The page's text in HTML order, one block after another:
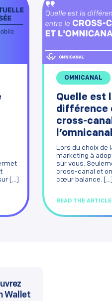
[...]
OMNICANAL
Quelle est
différence
cross-
Lors du choix de
marketing à
sur vous.
cross-canal et
cœur balance.
READ THE ARTICLE
Wallet